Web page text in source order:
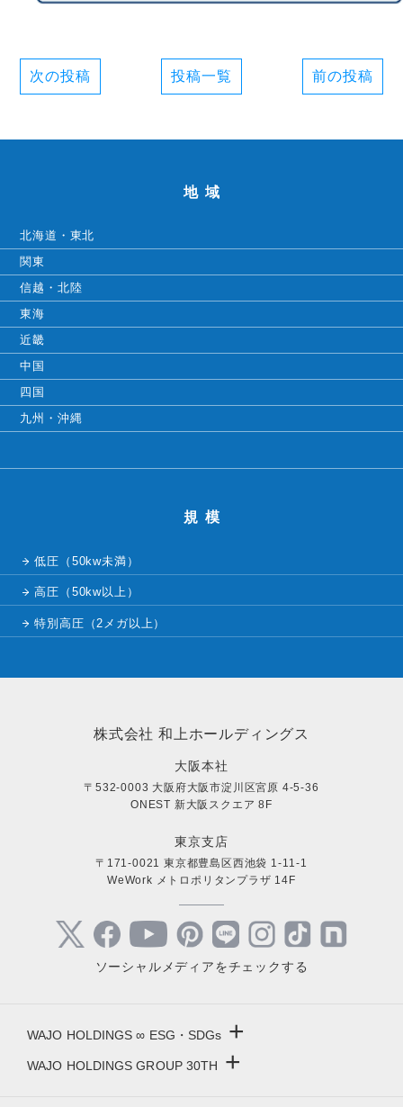
次の投稿 投稿一覧 前の投稿
地域
北海道・東北
関東
信越・北陸
東海
近畿
中国
四国
九州・沖縄
規模
低圧（50kw未満）
高圧（50kw以上）
特別高圧（2メガ以上）
株式会社 和上ホールディングス
大阪本社
〒532-0003 大阪府大阪市淀川区宮原 4-5-36
ONEST 新大阪スクエア 8F
東京支店
〒171-0021 東京都豊島区西池袋 1-11-1
WeWork メトロポリタンプラザ 14F
ソーシャルメディアをチェックする
WAJO HOLDINGS ∞ ESG・SDGs +
WAJO HOLDINGS GROUP 30TH +